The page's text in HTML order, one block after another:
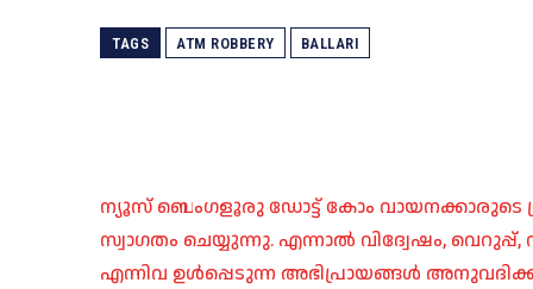
TAGS ATM ROBBERY BALLARI
ന്യൂസ് ബെംഗളൂരു ഡോട്ട് കോം വായനക്കാരുടെ
സ്വാഗതം ചെയ്യുന്നു. എന്നാൽ വിദ്വേഷം,
എന്നിവ ഉൾപ്പെടുന്ന അഭിപ്രായങ്ങൾ